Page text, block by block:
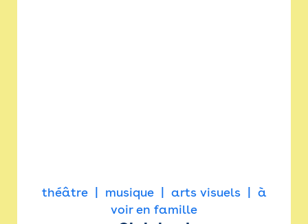
théâtre musique arts visuels
à
voir en famille